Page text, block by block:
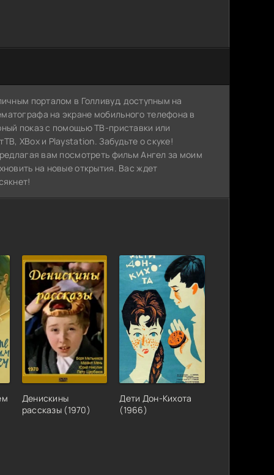
порталом в Голливуд, доступным на
на экране мобильного телефона в
показ с помощью ТВ-приставки или
XBox и Playstation. Забудьте о скуке!
вам посмотреть фильм Ангел за моим
на новые открытия. Вас ждет
Денискины
рассказы (1970)
Дети Дон-Кихота
(1966)